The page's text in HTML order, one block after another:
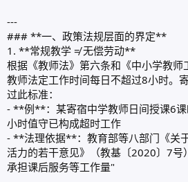
---
### **一、政策法规层面的界定**
1. **常规教学 ≠ 无偿劳动**
根据《教师法》第六条和《中小学教师
教师法定工作时间每日不超过8小时。
过此标准：
- **例**：某寄宿中学教师日间授课6
小时值守已构成超时工作
- **法理依据**：教育部等八部门《关
活力的若干意见》（教基〔2020〕7号
承担课后服务等工作量"